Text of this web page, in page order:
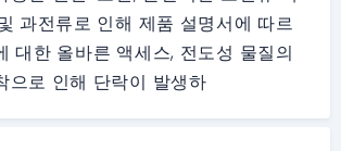
과전류로 인해 제품 설명서에 따르
대한 올바른 액세스, 전도성 물질의
으로 인해 단락이 발생하